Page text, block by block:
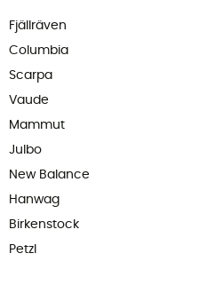
Fjällräven
Columbia
Scarpa
Vaude
Mammut
Julbo
New Balance
Hanwag
Birkenstock
Petzl